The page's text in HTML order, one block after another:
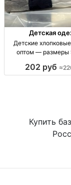
Детская
Детские
оптом — размеры
колготки, р-ры 5–7,
202 руб
Купить